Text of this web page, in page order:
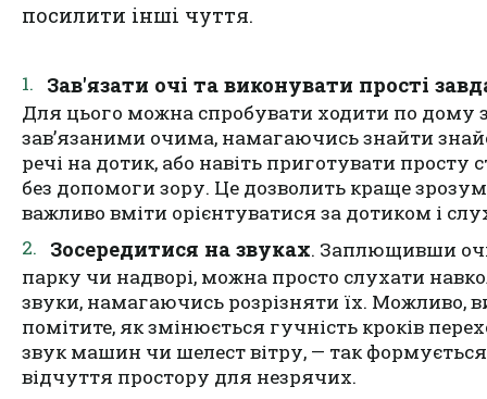
посилити інші чуття.
Зав'язати очі та виконувати прості
Для цього можна спробувати ходити по дому
зав’язаними очима, намагаючись знайти
речі на дотик, або навіть приготувати просту
без допомоги зору. Це дозволить краще
важливо вміти орієнтуватися за дотиком і
Зосередитися на звуках. Заплющивши
парку чи надворі, можна просто слухати
звуки, намагаючись розрізняти їх. Можливо,
помітите, як змінюється гучність кроків
звук машин чи шелест вітру, — так формується
відчуття простору для незрячих.